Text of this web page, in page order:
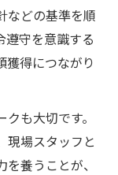
などの基準を順
遵守を意識する
獲得につながり
も大切です。
現場スタッフと
養うことが、